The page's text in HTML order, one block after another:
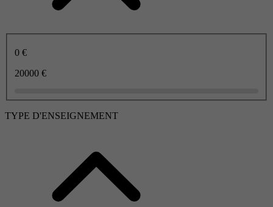
0 €
20000 €
TYPE D'ENSEIGNEMENT